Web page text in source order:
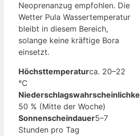
Neoprenanzug empfohlen. Die
Wetter Pula Wassertemperatur
bleibt in diesem Bereich,
solange keine kräftige Bora
einsetzt.
Höchsttemperaturca. 20–22
°C
50 % (Mitte der Woche)
Sonnenscheindauer5–7
Stunden pro Tag